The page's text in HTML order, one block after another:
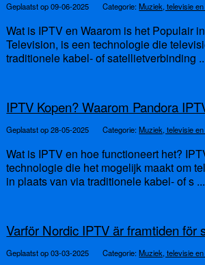
Geplaatst op 09-06-2025 Categorie:Muziek, televisie
Wat is IPTV en Waarom is het Populair
Television, is een technologie die
traditionele kabel- of satellietverbinding
IPTV Kopen? Waarom Pandora
Geplaatst op 28-05-2025 Categorie:Muziek, televisie
Wat is IPTV en hoe functioneert het?
technologie die het mogelijk maakt om
in plaats van via traditionele kabel- of s ...
Varför Nordic IPTV är framtiden för
Geplaatst op 03-03-2025 Categorie:Muziek, televisie